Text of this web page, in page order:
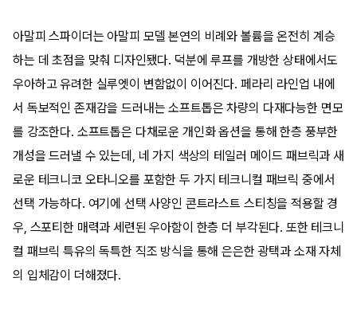
아말피 스파이더는 아말피 모델 본연의 비례와 볼륨을 온전히 계승
하는 데 초점을 맞춰 디자인됐다. 덕분에 루프를 개방한 상태에서도
우아하고 유려한 실루엣이 변함없이 이어진다. 페라리 라인업 내에
서 독보적인 존재감을 드러내는 소프트톱은 차량의 다재다능한 면모
를 강조한다. 소프트톱은 다채로운 개인화 옵션을 통해 한층 풍부한
개성을 드러낼 수 있는데, 네 가지 색상의 테일러 메이드 패브릭과 새
로운 테크니코 오타니오를 포함한 두 가지 테크니컬 패브릭 중에서
선택 가능하다. 여기에 선택 사양인 콘트라스트 스티칭을 적용할 경
우, 스포티한 매력과 세련된 우아함이 한층 더 부각된다. 또한 테크니
컬 패브릭 특유의 독특한 직조 방식을 통해 은은한 광택과 소재 자체
의 입체감이 더해졌다.